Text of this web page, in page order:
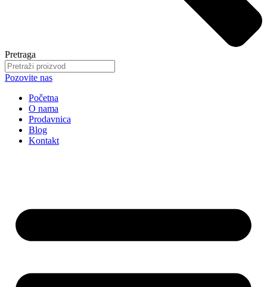
Pretraga
Pozovite nas
Početna
O nama
Prodavnica
Blog
Kontakt